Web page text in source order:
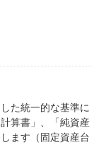
た統一的な基準に
算書」、「純資産
ます（固定資産台